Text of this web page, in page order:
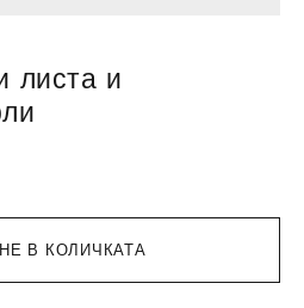
В КОЛИЧКАТА
листа и